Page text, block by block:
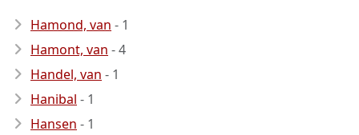
Hamond, van - 1
Hamont, van - 4
Handel, van - 1
Hanibal - 1
Hansen - 1